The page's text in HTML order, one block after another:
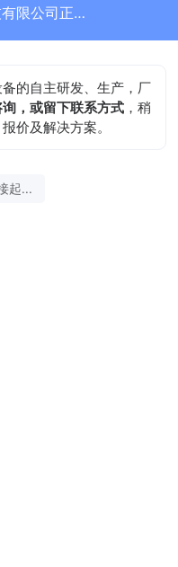
山东天合环境科技有限公司正在为您服务
的自主研发、生产，厂
，或留下联系方式 ，稍
价及解决方案。
起...